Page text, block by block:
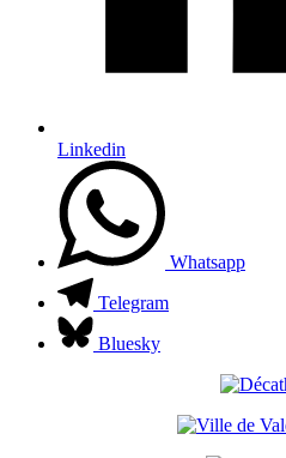
Linkedin
Whatsapp
Telegram
Bluesky